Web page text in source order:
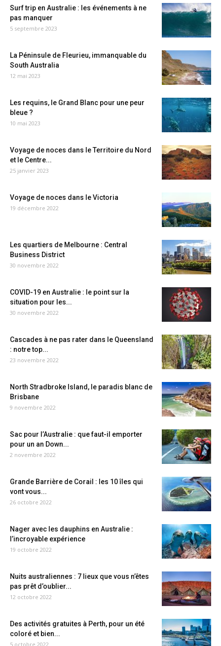
Surf trip en Australie : les événements à ne
pas manquer
5 septembre 2023
La Péninsule de Fleurieu, immanquable du
South Australia
12 mai 2023
Les requins, le Grand Blanc pour une peur
bleue ?
10 mai 2023
Voyage de noces dans le Territoire du Nord
et le Centre...
25 janvier 2023
Voyage de noces dans le Victoria
19 décembre 2022
Les quartiers de Melbourne : Central
Business District
30 novembre 2022
COVID-19 en Australie : le point sur la
situation pour les...
30 novembre 2022
Cascades à ne pas rater dans le Queensland
: notre top...
23 novembre 2022
North Stradbroke Island, le paradis blanc de
Brisbane
9 novembre 2022
Sac pour l’Australie : que faut-il emporter
pour un an Down...
2 novembre 2022
Grande Barrière de Corail : les 10 îles qui
vont vous...
26 octobre 2022
Nager avec les dauphins en Australie :
l’incroyable expérience
19 octobre 2022
Nuits australiennes : 7 lieux que vous n’êtes
pas prêt d’oublier...
12 octobre 2022
Des activités gratuites à Perth, pour un été
coloré et bien...
5 octobre 2022